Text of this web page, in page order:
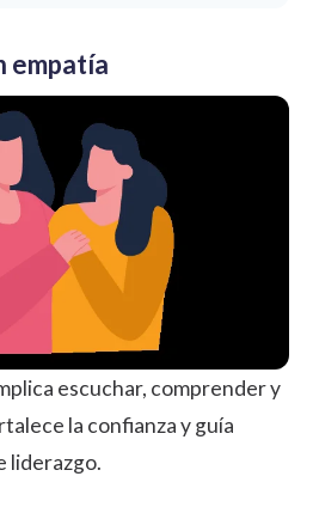
empatía
escuchar, comprender y
la confianza y guía
liderazgo.